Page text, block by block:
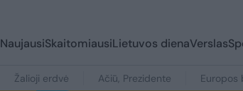
NaujausiSkaitomiausiLietuvos dienaVerslas
Žalioji erdvė Ačiū, Prezidente Europos